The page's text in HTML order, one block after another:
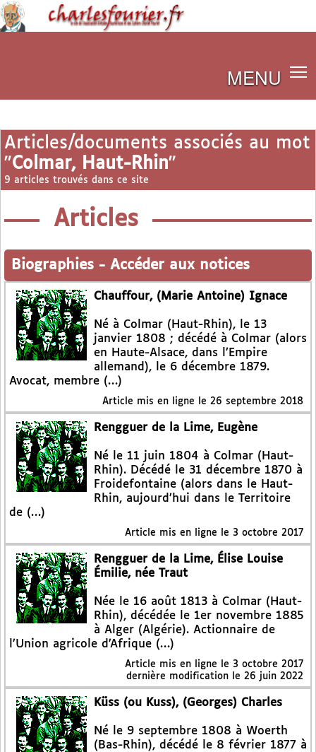
MENU
Articles/documents associés au mot
"Colmar, Haut-Rhin"
9 articles trouvés dans ce site
Articles
Biographies - Accéder aux notices
Chauffour, (Marie Antoine) Ignace
Né à Colmar (Haut-Rhin), le 13
janvier 1808 ; décédé à Colmar (alors
en Haute-Alsace, dans l’Empire
allemand), le 6 décembre 1879.
Avocat, membre (…)
Article mis en ligne le 26 septembre 2018
Rengguer de la Lime, Eugène
Né le 11 juin 1804 à Colmar (Haut-
Rhin). Décédé le 31 décembre 1870 à
Froidefontaine (alors dans le Haut-
Rhin, aujourd’hui dans le Territoire
de (…)
Article mis en ligne le 3 octobre 2017
Rengguer de la Lime, Élise Louise
Émilie, née Traut
Née le 16 août 1813 à Colmar (Haut-
Rhin), décédée le 1er novembre 1885
à Alger (Algérie). Actionnaire de
l’Union agricole d’Afrique (…)
Article mis en ligne le 3 octobre 2017
dernière modification le 26 juin 2022
Küss (ou Kuss), (Georges) Charles
Né le 9 septembre 1808 à Woerth
(Bas-Rhin), décédé le 8 février 1877 à